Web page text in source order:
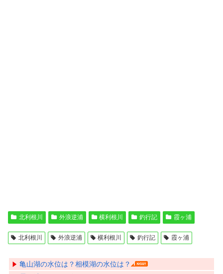
北利根川 外浪逆浦 横利根川 釣行記 霞ヶ浦
北利根川 外浪逆浦 横利根川 釣行記 霞ヶ浦
亀山湖の水位は？相模湖の水位は？